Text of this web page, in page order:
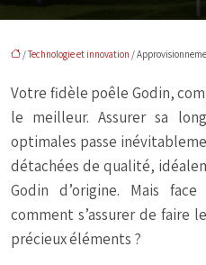
/Technologie et innovation /
Votre fidèle poêle Godin,
le meilleur. Assurer sa
optimales passe
détachées de qualité,
Godin d’origine. Mais
comment s’assurer de faire
précieux éléments ?